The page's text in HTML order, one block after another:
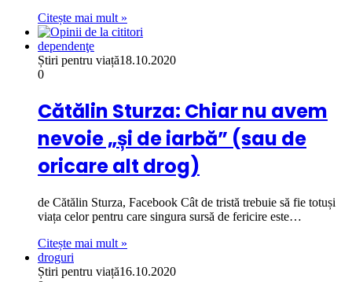
Citește mai mult »
dependenţe
Știri pentru viață18.10.2020
0
Cătălin Sturza: Chiar nu avem
nevoie „și de iarbă” (sau de
oricare alt drog)
de Cătălin Sturza, Facebook Cât de tristă trebuie să fie totuși
viața celor pentru care singura sursă de fericire este…
Citește mai mult »
droguri
Știri pentru viață16.10.2020